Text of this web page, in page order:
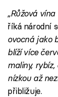
„Růžová
říká národní
ovocná jako
blíží více
maliny,
nízkou až
přibližuje.